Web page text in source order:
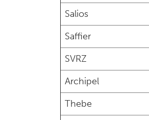
Salios
Saffier
SVRZ
Archipel
Thebe